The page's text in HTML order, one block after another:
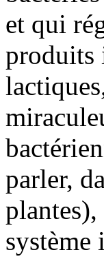
et qui
produits
parler,
plantes),
système